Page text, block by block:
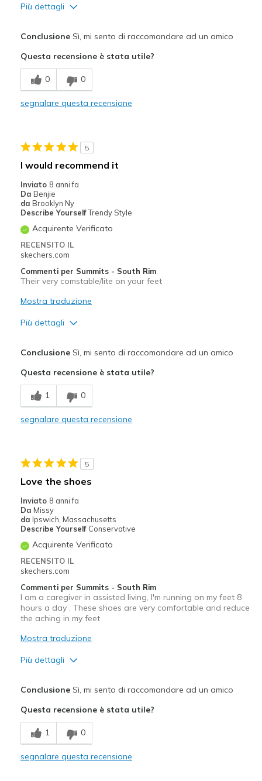
Più dettagli
Comfortable
Migliori Utilizzi:
Casual Wear
View On Shoes
ConclusioneSì, mi sento di raccomandare ad un amico
Questa recensione è stata utile?
0 0
segnalare questa recensione
5
I would recommend it
Inviato 8 anni fa
Da Benjie
da Brooklyn Ny
Describe YourselfTrendy Style
Acquirente Verificato
RECENSITO IL
skechers.com
Commenti per Summits - South Rim
Their very comstable/lite on your feet
Mostra traduzione
Più dettagli
Migliori Utilizzi:
Casual Wear
ConclusioneSì, mi sento di raccomandare ad un amico
Questa recensione è stata utile?
1 0
segnalare questa recensione
5
Love the shoes
Inviato 8 anni fa
Da Missy
da Ipswich, Massachusetts
Describe Yourself Conservative
Acquirente Verificato
RECENSITO IL
skechers.com
Commenti per Summits - South Rim
I am a caregiver in assisted living, I'm running on my feet 8
hours a day . These shoes are very comfortable and reduce
the aching in my feet
Mostra traduzione
Più dettagli
Migliori Utilizzi:
Casual Wear
Work
ConclusioneSì, mi sento di raccomandare ad un amico
Questa recensione è stata utile?
1 0
segnalare questa recensione